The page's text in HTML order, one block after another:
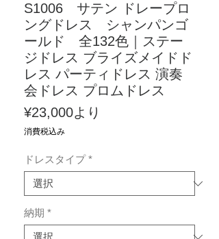
S1006 サテン ドレープロ
ングドレス シャンパンゴ
ールド 全132色｜ステー
ジドレス ブライズメイドド
レス パーティドレス 演奏
会ドレス プロムドレス
¥23,000より
消費税込み
ドレスタイプ *
納期 *